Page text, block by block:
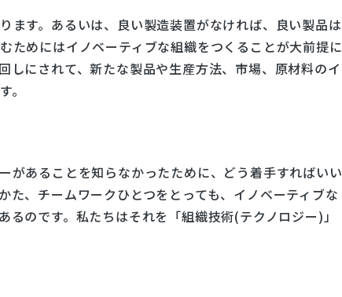
ます。あるいは、良い製造装置がなければ、良い製品は
ためにはイノベーティブな組織をつくることが大前提に
にされて、新たな製品や生産方法、市場、原材料のイ
。
があることを知らなかったために、どう着手すればいい
、チームワークひとつをとっても、イノベーティブな
のです。私たちはそれを「組織技術(テクノロジー)」